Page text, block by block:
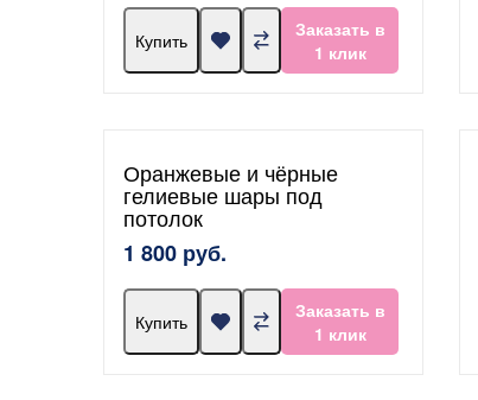
Купить
Заказать в
1 клик
Оранжевые и чёрные
гелиевые шары под
потолок
1 800 руб.
Купить
Заказать в
1 клик